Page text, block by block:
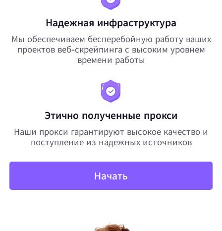
Надежная инфраструктура
Мы обеспечиваем бесперебойную работу ваших
проектов веб-скрейпинга с высоким уровнем
времени работы
Этично полученные прокси
Наши прокси гарантируют высокое качество и
поступление из надежных источников
Начать